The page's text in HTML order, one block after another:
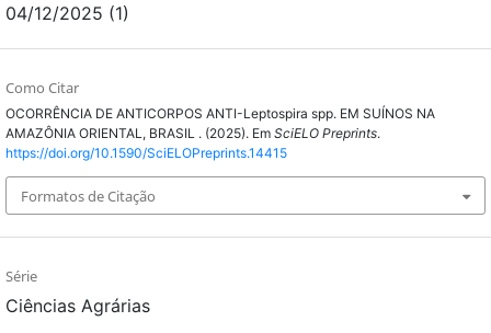
04/12/2025 (1)
Como Citar
OCORRÊNCIA DE ANTICORPOS ANTI-Leptospira spp. EM SUÍNOS NA
AMAZÔNIA ORIENTAL, BRASIL . (2025). Em SciELO Preprints.
https://doi.org/10.1590/SciELOPreprints.14415
Formatos de Citação
Série
Ciências Agrárias